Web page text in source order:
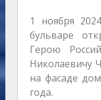
1 ноября
бульваре
Герою
Николаевичу
на фасаде
года.